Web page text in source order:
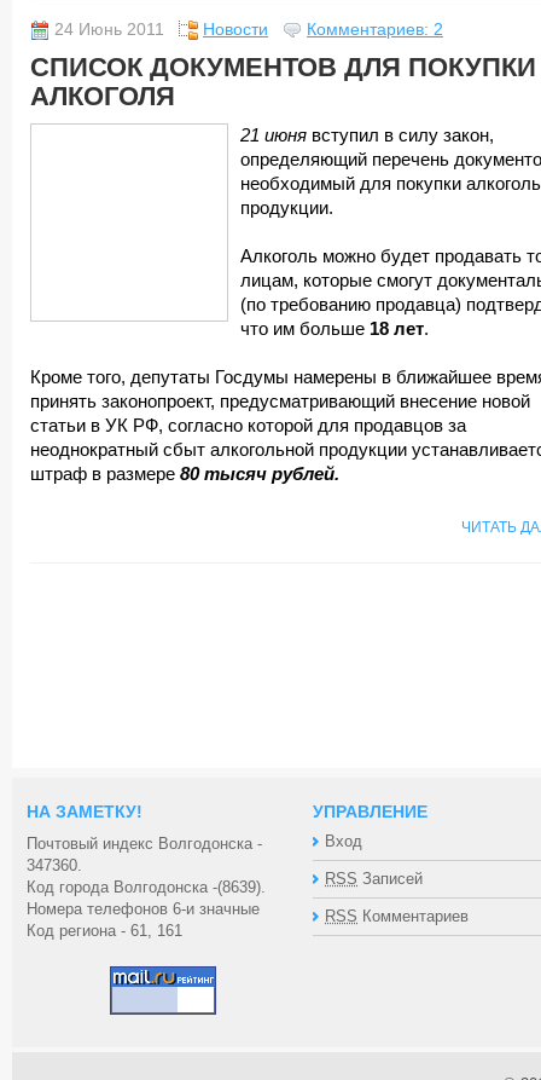
24 Июнь 2011 Новости Комментариев: 2
СПИСОК ДОКУМЕНТОВ ДЛЯ ПОКУПКИ
АЛКОГОЛЯ
21 июня вступил в силу закон,
определяющий перечень
необходимый для покупки
продукции.
Алкоголь можно будет продавать
лицам, которые смогут
(по требованию продавца)
что им больше 18 лет.
Кроме того, депутаты Госдумы намерены в ближайшее
принять законопроект, предусматривающий внесение новой
статьи в УК РФ, согласно которой для продавцов за
неоднократный сбыт алкогольной продукции
штраф в размере 80 тысяч рублей.
ЧИТАТЬ
НА ЗАМЕТКУ!
Почтовый индекс Волгодонска -
347360.
Код города Волгодонска -(8639).
Номера телефонов 6-и значные
Код региона - 61, 161
УПРАВЛЕНИЕ
Вход
RSS Записей
RSS Комментариев